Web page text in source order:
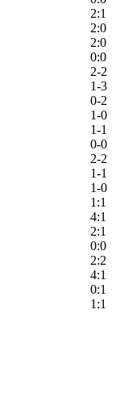
2:1
2:0
2:0
0:0
2-2
1-3
0-2
1-0
1-1
0-0
2-2
1-1
1-0
1:1
4:1
2:1
0:0
2:2
4:1
0:1
1:1